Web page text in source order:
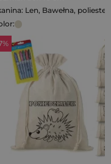
Len, Bawełna, poliester